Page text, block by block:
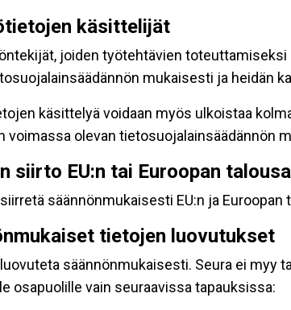
käsittelijät
joiden työtehtävien
mukaisesti ja heidän
käsittelyä voidaan myös ulkoistaa
voimassa olevan tietosuojalainsäädännön
siirto EU:n tai Euroopan
säännönmukaisesti EU:n ja Euroopan
tietojen luovutukset
säännönmukaisesti. Seura ei myy
osapuolille vain seuraavissa tapauksissa: